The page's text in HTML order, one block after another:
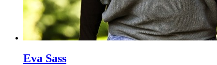
Eva Sass